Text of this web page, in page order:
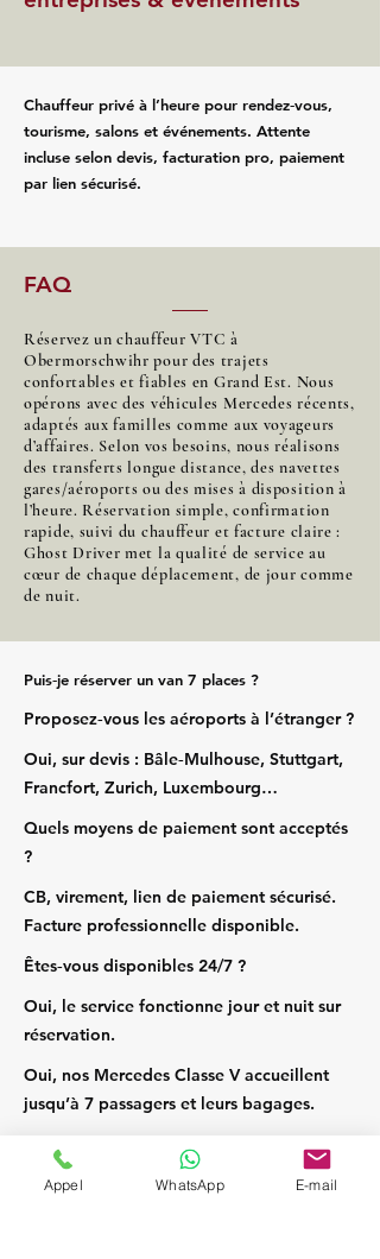
Chauffeur privé à l’heure pour rendez‑vous,
tourisme, salons et événements. Attente
incluse selon devis, facturation pro, paiement
par lien sécurisé.
FAQ
Réservez un chauffeur VTC à
Obermorschwihr pour des trajets
confortables et fiables en Grand Est. Nous
opérons avec des véhicules Mercedes récents,
adaptés aux familles comme aux voyageurs
d’affaires. Selon vos besoins, nous réalisons
des transferts longue distance, des navettes
gares/aéroports ou des mises à disposition à
l’heure. Réservation simple, confirmation
rapide, suivi du chauffeur et facture claire :
Ghost Driver met la qualité de service au
cœur de chaque déplacement, de jour comme
de nuit.
Puis‑je réserver un van 7 places ?
Proposez‑vous les aéroports à l’étranger ?
Oui, sur devis : Bâle‑Mulhouse, Stuttgart,
Francfort, Zurich, Luxembourg…
Quels moyens de paiement sont acceptés
?
CB, virement, lien de paiement sécurisé.
Facture professionnelle disponible.
Êtes‑vous disponibles 24/7 ?
Oui, le service fonctionne jour et nuit sur
réservation.
Oui, nos Mercedes Classe V accueillent
jusqu’à 7 passagers et leurs bagages.
Appel WhatsApp E-mail